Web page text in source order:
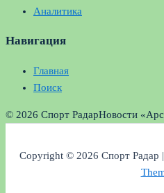
Аналитика
Навигация
Главная
Поиск
© 2026 Спорт РадарНовости
Copyright © 2026 Спорт Радар